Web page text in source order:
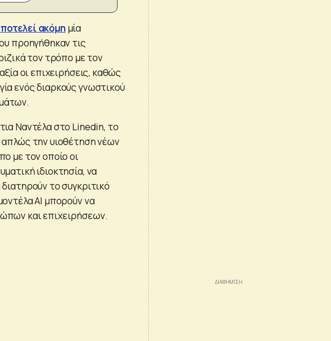
ακόμημία
προηγήθηκαν τις
τον τρόπο με τον
οι επιχειρήσεις, καθώς
ενός διαρκούς γνωστικού
Ναντέλα στο Linedin, το
την υιοθέτηση νέων
με τον οποίο οι
ιδιοκτησία, να
το συγκριτικό
AI μπορούν να
και επιχειρήσεων.